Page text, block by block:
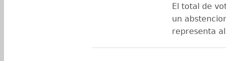
El total de
un
representa al